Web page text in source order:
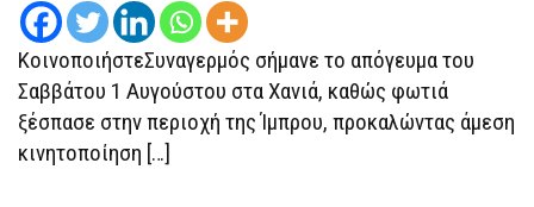
ΚΑΙ
ΔΎΟ
ΕΛΙΚΌΠΤΕΡΑ
ΚοινοποιήστεΣυναγερμός σήμανε το απόγευμα του
Σαββάτου 1 Αυγούστου στα Χανιά, καθώς φωτιά
ξέσπασε στην περιοχή της Ίμπρου, προκαλώντας άμεση
κινητοποίηση […]